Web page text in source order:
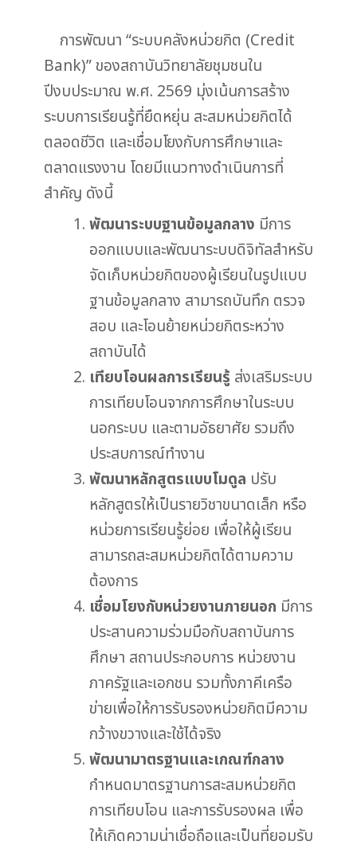
การพัฒนา “ระบบคลังหน่วยกิต (Credit
Bank)” ของสถาบันวิทยาลัยชุมชนใน
ปีงบประมาณ พ.ศ. 2569 มุ่งเน้นการสร้าง
ระบบการเรียนรู้ที่ยืดหยุ่น สะสมหน่วยกิตได้
ตลอดชีวิต และเชื่อมโยงกับการศึกษาและ
ตลาดแรงงาน โดยมีแนวทางดำเนินการที่
สำคัญ ดังนี้
พัฒนาระบบฐานข้อมูลกลาง มีการ
ออกแบบและพัฒนาระบบดิจิทัลสำหรับ
จัดเก็บหน่วยกิตของผู้เรียนในรูปแบบ
ฐานข้อมูลกลาง สามารถบันทึก ตรวจ
สอบ และโอนย้ายหน่วยกิตระหว่าง
สถาบันได้
เทียบโอนผลการเรียนรู้ ส่งเสริมระบบ
การเทียบโอนจากการศึกษาในระบบ
นอกระบบ และตามอัธยาศัย รวมถึง
ประสบการณ์ทำงาน
พัฒนาหลักสูตรแบบโมดูล ปรับ
หลักสูตรให้เป็นรายวิชาขนาดเล็ก หรือ
หน่วยการเรียนรู้ย่อย เพื่อให้ผู้เรียน
สามารถสะสมหน่วยกิตได้ตามความ
ต้องการ
เชื่อมโยงกับหน่วยงานภายนอก มีการ
ประสานความร่วมมือกับสถาบันการ
ศึกษา สถานประกอบการ หน่วยงาน
ภาครัฐและเอกชน รวมทั้งภาคีเครือ
ข่ายเพื่อให้การรับรองหน่วยกิตมีความ
กว้างขวางและใช้ได้จริง
พัฒนามาตรฐานและเกณฑ์กลาง
กำหนดมาตรฐานการสะสมหน่วยกิต
การเทียบโอน และการรับรองผล เพื่อ
ให้เกิดความน่าเชื่อถือและเป็นที่ยอมรับ